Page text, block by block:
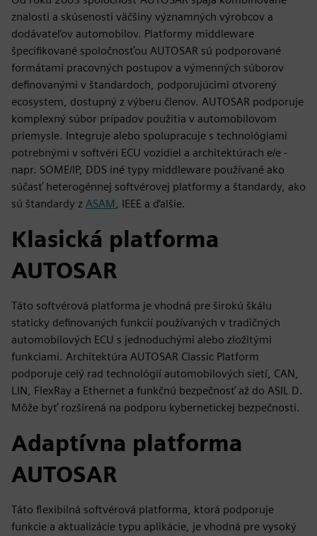
znalosti a skúsenosti väčšiny významných výrobcov a
dodávateľov automobilov. Platformy middleware
špecifikované spoločnosťou AUTOSAR sú podporované
formátami pracovných postupov a výmenných súborov
definovanými v štandardoch, podporujúcimi otvorený
ecosystem, dostupný z výberu členov. AUTOSAR podporuje
komplexný súbor prípadov použitia v automobilovom
priemysle. Integruje alebo spolupracuje s technológiami
potrebnými v softvéri ECU vozidiel a architektúrach e/e -
napr. SOME/IP, DDS iné typy middleware používané ako
súčasť heterogénnej softvérovej platformy a štandardy, ako
sú štandardy z ASAM, IEEE a ďalšie.
Klasická platforma
AUTOSAR
Táto softvérová platforma je vhodná pre širokú škálu
staticky definovaných funkcií používaných v tradičných
automobilových ECU s jednoduchými alebo zložitými
funkciami. Architektúra AUTOSAR Classic Platform
podporuje celý rad technológií automobilových sietí, CAN,
LIN, FlexRay a Ethernet a funkčnú bezpečnosť až do ASIL D.
Môže byť rozšírená na podporu kybernetickej bezpečnosti.
Adaptívna platforma
AUTOSAR
Táto flexibilná softvérová platforma, ktorá podporuje
funkcie a aktualizácie typu aplikácie, je vhodná pre vysoký